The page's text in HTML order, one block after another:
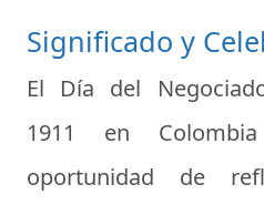
Significado y
El Día del
1911 en
oportunidad de